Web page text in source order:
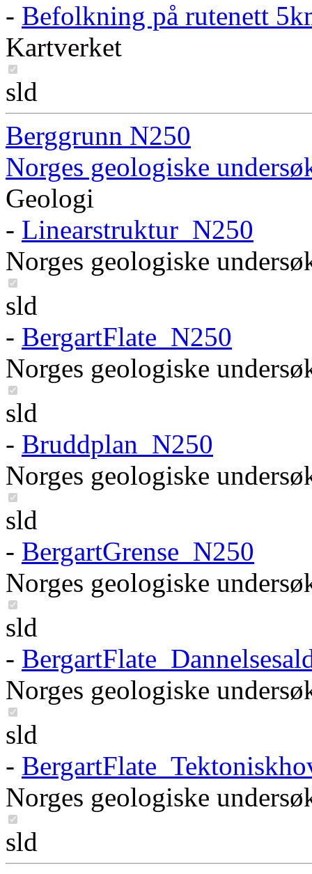
- Befolkning på rutenett
Kartverket
sld
Berggrunn N250
Norges geologiske
Geologi
- Linearstruktur_N250
Norges geologiske
sld
- BergartFlate_N250
Norges geologiske
sld
- Bruddplan_N250
Norges geologiske
sld
- BergartGrense_N250
Norges geologiske
sld
-
Norges geologiske
sld
-
Norges geologiske
sld